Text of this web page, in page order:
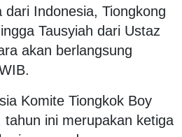
dari Indonesia, Tiongkong
Tausyiah dari Ustaz
akan berlangsung
Komite Tiongkok Boy
ini merupakan ketiga